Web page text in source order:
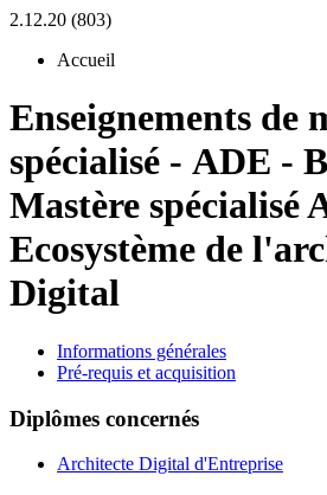
2.12.20 (803)
Accueil
Enseignements de
spécialisé - ADE -
Mastère spécialisé
Ecosystème de
Digital
Informations générales
Pré-requis et acquisition
Diplômes concernés
Architecte Digital d'Entreprise